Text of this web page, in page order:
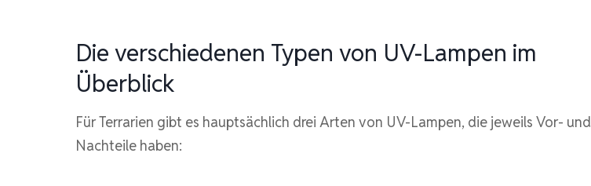
Die verschiedenen Typen von UV-Lampen im
Überblick
Für Terrarien gibt es hauptsächlich drei Arten von UV-Lampen, die jeweils Vor- und
Nachteile haben: